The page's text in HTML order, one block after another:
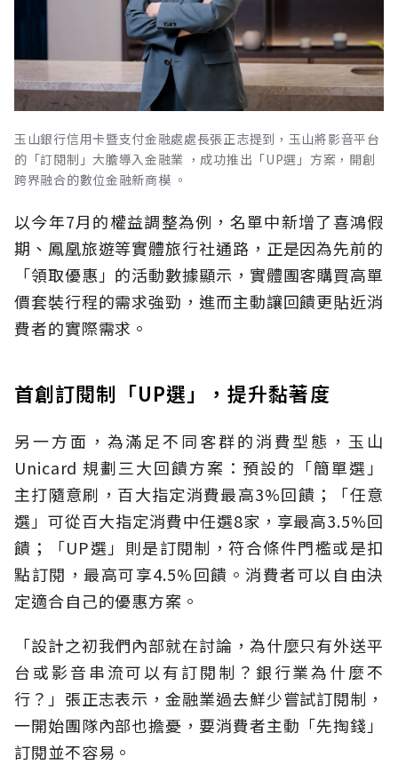
玉山銀行信用卡暨支付金融處處長張正志提到，玉山將影音平台
的「訂閱制」大膽導入金融業 ，成功推出「UP選」方案，開創
跨界融合的數位金融新商模 。
以今年7月的權益調整為例，名單中新增了喜鴻假
期、鳳凰旅遊等實體旅行社通路，正是因為先前的
「領取優惠」的活動數據顯示，實體團客購買高單
價套裝行程的需求強勁，進而主動讓回饋更貼近消
費者的實際需求。
首創訂閱制「UP選」，提升黏著度
另一方面，為滿足不同客群的消費型態，玉山
Unicard 規劃三大回饋方案：預設的「簡單選」
主打隨意刷，百大指定消費最高3%回饋；「任意
選」可從百大指定消費中任選8家，享最高3.5%回
饋；「UP選」則是訂閱制，符合條件門檻或是扣
點訂閱，最高可享4.5%回饋。消費者可以自由決
定適合自己的優惠方案。
「設計之初我們內部就在討論，為什麼只有外送平
台或影音串流可以有訂閱制？銀行業為什麼不
行？」張正志表示，金融業過去鮮少嘗試訂閱制，
一開始團隊內部也擔憂，要消費者主動「先掏錢」
訂閱並不容易。